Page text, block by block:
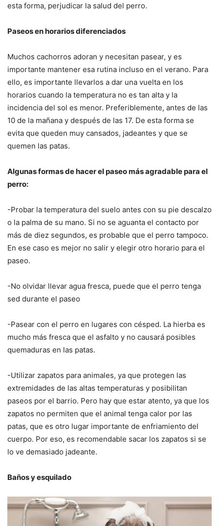
esta forma, perjudicar la salud del perro.
Paseos en horarios diferenciados
Muchos cachorros adoran y necesitan pasear, y es
importante mantener esa rutina incluso en el verano. Para
ello, es importante llevarlos a dar una vuelta en los
horarios cuando la temperatura no es tan alta y la
incidencia del sol es menor. Preferiblemente, antes de las
10 de la mañana y después de las 17. De esta forma se
evita que queden muy cansados, jadeantes y que se
quemen las patas.
Algunas formas de hacer el paseo más agradable para el
perro:
-Probar la temperatura del suelo antes con su pie descalzo
o la palma de su mano. Si no se aguanta el contacto por
más de diez segundos, es probable que el perro tampoco.
En ese caso es mejor no salir y elegir otro horario para el
paseo.
-No olvidar llevar agua fresca, puede que el perro tenga
sed durante el paseo
-Pasear con el perro en lugares con césped. La hierba es
mucho más fresca que el asfalto y no causará posibles
quemaduras en las patas.
-Utilizar zapatos para animales, ya que protegen las
extremidades de las altas temperaturas y posibilitan
paseos por el barrio. Pero hay que estar atento, ya que los
zapatos no permiten que el animal tenga calor por las
patas, que es otro lugar importante de enfriamiento del
cuerpo. Por eso, es recomendable sacar los zapatos si se
lo ve demasiado jadeante.
Baños y esquilado